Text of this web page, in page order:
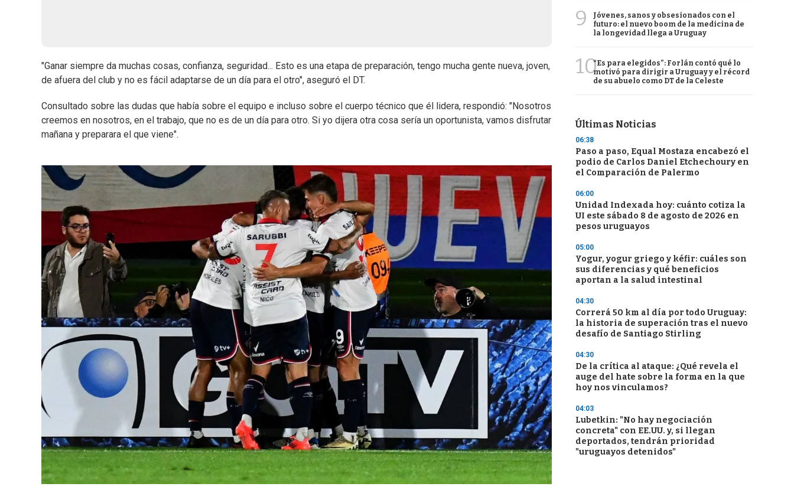
"Ganar siempre da muchas cosas, confianza, seguridad... Esto es una etapa de preparación, tengo mucha gente nueva, joven,
de afuera del club y no es fácil adaptarse de un día para el otro", aseguró el DT.
Consultado sobre las dudas que había sobre el equipo e incluso sobre el cuerpo técnico que él lidera, respondió: "Nosotros
creemos en nosotros, en el trabajo, que no es de un día para otro. Si yo dijera otra cosa sería un oportunista, vamos disfrutar
mañana y preparara el que viene".
9
Jóvenes, sanos y obsesionados con el
futuro: el nuevo boom de la medicina de
la longevidad llega a Uruguay
10“Es para elegidos”: Forlán contó qué lo
motivó para dirigir a Uruguay y el récord
de su abuelo como DT de la Celeste
Últimas Noticias
06:38
Paso a paso, Equal Mostaza encabezó el
podio de Carlos Daniel Etchechoury en
el Comparación de Palermo
06:00
Unidad Indexada hoy: cuánto cotiza la
UI este sábado 8 de agosto de 2026 en
pesos uruguayos
05:00
Yogur, yogur griego y kéfir: cuáles son
sus diferencias y qué beneficios
aportan a la salud intestinal
04:30
Correrá 50 km al día por todo Uruguay:
la historia de superación tras el nuevo
desafío de Santiago Stirling
04:30
De la crítica al ataque: ¿Qué revela el
auge del hate sobre la forma en la que
hoy nos vinculamos?
04:03
Lubetkin: "No hay negociación
concreta" con EE.UU. y, si llegan
deportados, tendrán prioridad
"uruguayos detenidos"